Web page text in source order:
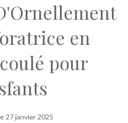
en
pour
27 janvier 2025